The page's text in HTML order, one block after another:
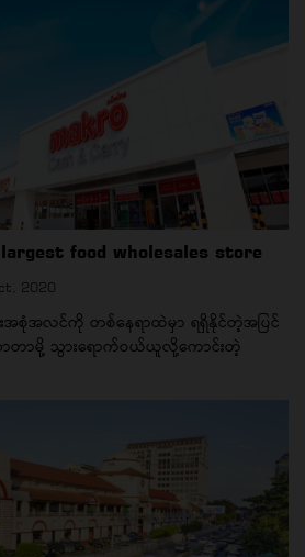
food wholesales store
2020
အစုံအလင်ကို တစ်နေရာထဲမှာ ရရှိနိုင်တဲ့အပြင်
တာမို့ သွားရောက်ဝယ်ယူလို့ကောင်းတဲ့